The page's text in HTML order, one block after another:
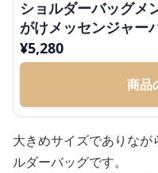
ショルダーバッグメ
がけメッセンジャー
¥5,280
商品
大きめサイズでありな
ルダーバッグです。